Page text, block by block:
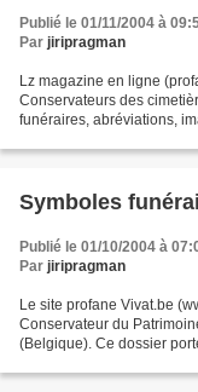
Publié le 01/11/2004 à
Par jiripragman
Lz magazine en ligne
Conservateurs des
funéraires, abréviations,
Symboles
Publié le 01/10/2004 à
Par jiripragman
Le site profane Vivat.be
Conservateur du
(Belgique). Ce dossier